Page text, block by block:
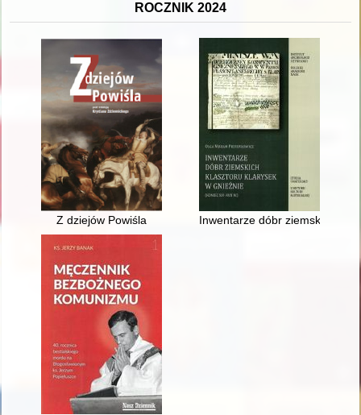
ROCZNIK 2024
Z dziejów Powiśla Inwentarze dóbr ziemskich